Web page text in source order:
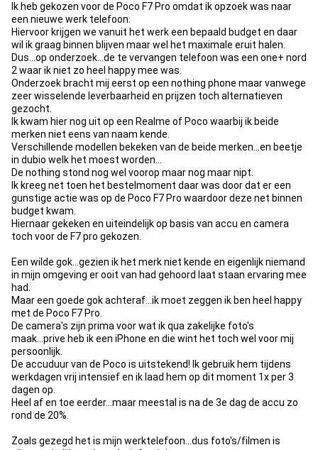
Ik heb gekozen voor de Poco F7 Pro omdat ik opzoek was naar
een nieuwe werk telefoon.
Hiervoor krijgen we vanuit het werk een bepaald budget en daar
wil ik graag binnen blijven maar wel het maximale eruit halen.
Dus...op onderzoek...de te vervangen telefoon was een one+ nord
2 waar ik niet zo heel happy mee was.
Onderzoek bracht mij eerst op een nothing phone maar vanwege
zeer wisselende leverbaarheid en prijzen toch alternatieven
gezocht.
Ik kwam hier nog uit op een Realme of Poco waarbij ik beide
merken niet eens van naam kende.
Verschillende modellen bekeken van de beide merken...en beetje
in dubio welk het moest worden...
De nothing stond nog wel voorop maar nog maar nipt.
Ik kreeg net toen het bestelmoment daar was door dat er een
gunstige actie was op de Poco F7 Pro waardoor deze net binnen
budget kwam.
Hiernaar gekeken en uiteindelijk op basis van accu en camera
toch voor de F7 pro gekozen.
Een wilde gok...gezien ik het merk niet kende en eigenlijk niemand
in mijn omgeving er ooit van had gehoord laat staan ervaring mee
had.
Maar een goede gok achteraf...ik moet zeggen ik ben heel happy
met de Poco F7 Pro.
De camera's zijn prima voor wat ik qua zakelijke foto's
maak...prive heb ik een iPhone en die wint het toch wel voor mij
persoonlijk.
De accuduur van de Poco is uitstekend! Ik gebruik hem tijdens
werkdagen vrij intensief en ik laad hem op dit moment 1x per 3
dagen op.
Heel af en toe eerder...maar meestal is na de 3e dag de accu zo
rond de 20%.
Zoals gezegd het is mijn werktelefoon...dus foto's/filmen is